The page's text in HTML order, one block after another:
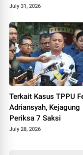
July 31, 2026
Terkait Kasus TPPU
Adriansyah, Kejagung
Periksa 7 Saksi
July 28, 2026